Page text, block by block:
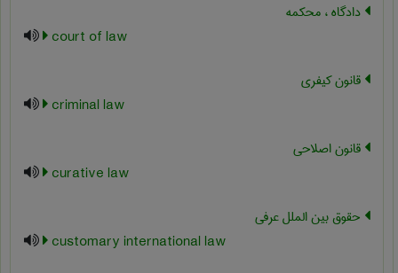
دادگاه ، محکمه
court of law
قانون کیفری
criminal law
قانون اصلاحی
curative law
حقوق بین الملل عرفی
customary international law